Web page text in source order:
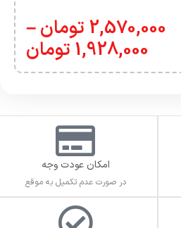
2,570,000 تومان–
1,928,000 تومان
امکان عودت وجه
در صورت عدم تکمیل به موقع